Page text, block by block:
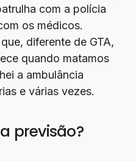
com a polícia
os médicos.
diferente de GTA,
quando matamos
a ambulância
e várias vezes.
previsão?